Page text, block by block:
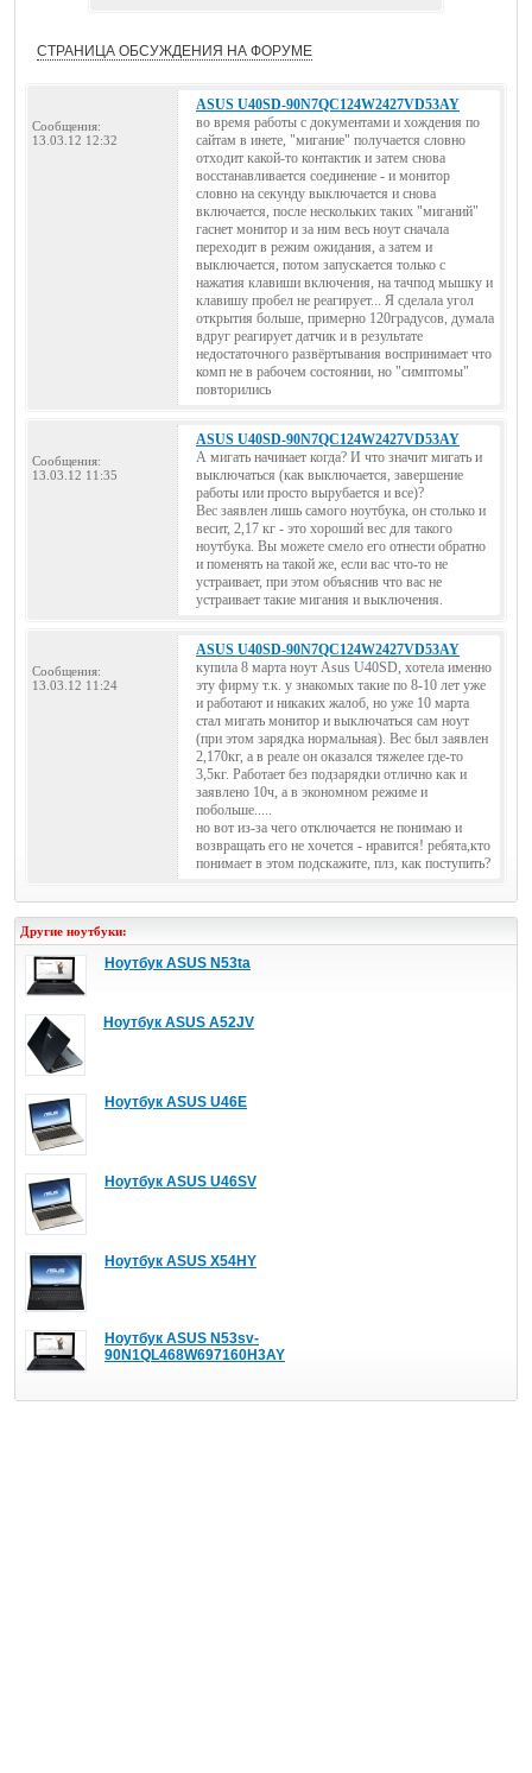
СТРАНИЦА ОБСУЖДЕНИЯ НА ФОРУМЕ
Сообщения:
13.03.12 12:32
ASUS U40SD-90N7QC124W2427VD53AY
во время работы с документами и хождения по
сайтам в инете, "мигание" получается словно
отходит какой-то контактик и затем снова
восстанавливается соединение - и монитор
словно на секунду выключается и снова
включается, после нескольких таких "миганий"
гаснет монитор и за ним весь ноут сначала
переходит в режим ожидания, а затем и
выключается, потом запускается только с
нажатия клавиши включения, на тачпод мышку и
клавишу пробел не реагирует... Я сделала угол
открытия больше, примерно 120градусов, думала
вдруг реагирует датчик и в результате
недостаточного развёртывания воспринимает что
комп не в рабочем состоянии, но "симптомы"
повторились
Сообщения:
13.03.12 11:35
ASUS U40SD-90N7QC124W2427VD53AY
А мигать начинает когда? И что значит мигать и
выключаться (как выключается, завершение
работы или просто вырубается и все)?
Вес заявлен лишь самого ноутбука, он столько и
весит, 2,17 кг - это хороший вес для такого
ноутбука. Вы можете смело его отнести обратно
и поменять на такой же, если вас что-то не
устраивает, при этом объяснив что вас не
устраивает такие мигания и выключения.
Сообщения:
13.03.12 11:24
ASUS U40SD-90N7QC124W2427VD53AY
купила 8 марта ноут Asus U40SD, хотела именно
эту фирму т.к. у знакомых такие по 8-10 лет уже
и работают и никаких жалоб, но уже 10 марта
стал мигать монитор и выключаться сам ноут
(при этом зарядка нормальная). Вес был заявлен
2,170кг, а в реале он оказался тяжелее где-то
3,5кг. Работает без подзарядки отлично как и
заявлено 10ч, а в экономном режиме и
побольше.....
но вот из-за чего отключается не понимаю и
возвращать его не хочется - нравится! ребята,кто
понимает в этом подскажите, плз, как поступить?
Другие ноутбуки:
Ноутбук ASUS N53ta
Ноутбук ASUS A52JV
Ноутбук ASUS U46E
Ноутбук ASUS U46SV
Ноутбук ASUS X54HY
Ноутбук ASUS N53sv-
90N1QL468W697160H3AY